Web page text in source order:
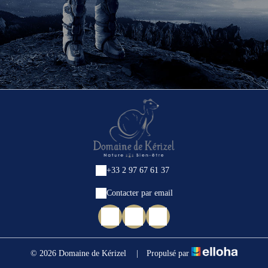
+33 2 97 67 61 37
Contacter par email
© 2026 Domaine de Kérizel Propulsé par